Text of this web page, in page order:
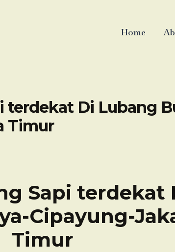
Home
terdekat Di Lubang
Timur
Sapi terdekat
Cipayung-
Timur